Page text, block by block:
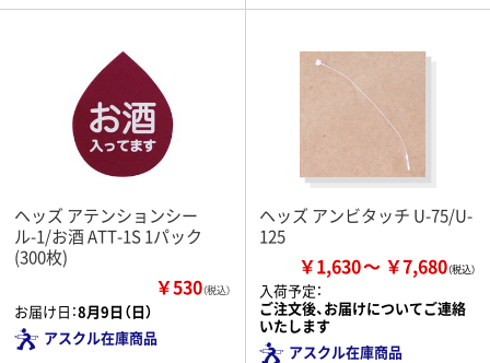
ヘッズ アテンションシー
ル-1/お酒 ATT-1S 1パック
(300枚)
￥530（税込）
お届け日：8月9日（日）
アスクル在庫商品
ヘッズ アンビタッチ U-75/U-
125
￥1,630 ￥7,680
入荷予定：
ご注文後、お届けについてご連絡
いたします
アスクル在庫商品